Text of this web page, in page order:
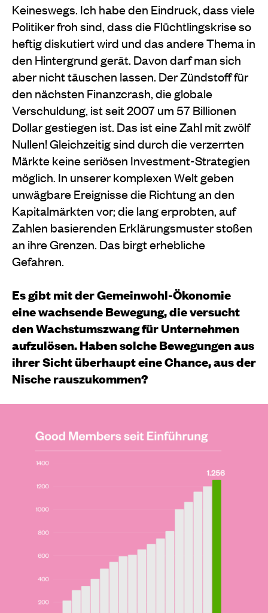
Keineswegs. Ich habe den Eindruck, dass viele
Politiker froh sind, dass die Flüchtlingskrise so
heftig diskutiert wird und das andere Thema in
den Hintergrund gerät. Davon darf man sich
aber nicht täuschen lassen. Der Zündstoff für
den nächsten Finanzcrash, die globale
Verschuldung, ist seit 2007 um 57 Billionen
Dollar gestiegen ist. Das ist eine Zahl mit zwölf
Nullen! Gleichzeitig sind durch die verzerrten
Märkte keine seriösen Investment-Strategien
möglich. In unserer komplexen Welt geben
unwägbare Ereignisse die Richtung an den
Kapitalmärkten vor; die lang erprobten, auf
Zahlen basierenden Erklärungsmuster stoßen
an ihre Grenzen. Das birgt erhebliche
Gefahren.
Es gibt mit der Gemeinwohl-Ökonomie
eine wachsende Bewegung, die versucht
den Wachstumszwang für Unternehmen
aufzulösen. Haben solche Bewegungen aus
ihrer Sicht überhaupt eine Chance, aus der
Nische rauszukommen?